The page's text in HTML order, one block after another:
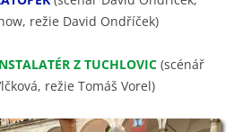
režie David Ondříček)
Z TUCHLOVIC (scénář
režie Tomáš Vorel)